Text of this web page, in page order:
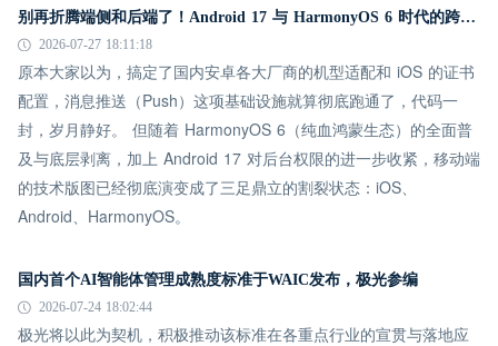
别再折腾端侧和后端了！Android 17 与 HarmonyOS 6 时代的跨平台推送指南
2026-07-27 18:11:18
原本大家以为，搞定了国内安卓各大厂商的机型适配和 iOS 的证书
配置，消息推送（Push）这项基础设施就算彻底跑通了，代码一
封，岁月静好。 但随着 HarmonyOS 6（纯血鸿蒙生态）的全面普
及与底层剥离，加上 Android 17 对后台权限的进一步收紧，移动端
的技术版图已经彻底演变成了三足鼎立的割裂状态：iOS、
Android、HarmonyOS。
国内首个AI智能体管理成熟度标准于WAIC发布，极光参编
2026-07-24 18:02:44
极光将以此为契机，积极推动该标准在各重点行业的宣贯与落地应